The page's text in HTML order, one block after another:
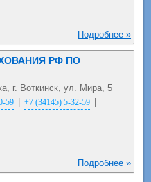
Подробнее »
РФ ПО
г. Воткинск, ул. Мира, 5
59 +7 (34145) 5-32-59
Подробнее »